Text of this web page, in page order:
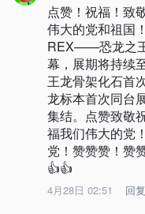
点赞！祝福！致
伟大的党和祖国
REX——恐龙之
幕，展期将持续
王龙骨架化石首
龙标本首次同台
集结。点赞致敬
福我们伟大的党
党！赞赞赞！赞
👍👍
4月28日 02:51 回复